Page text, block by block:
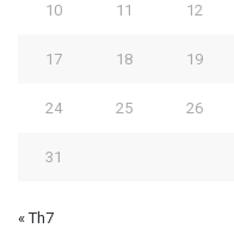
10 11 12
17 18 19
24 25 26
31
« Th7